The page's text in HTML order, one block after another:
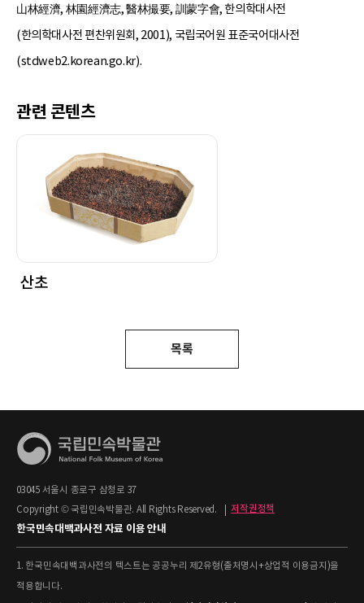
山林經濟, 林園經濟志, 醫林撮要, 訓蒙字會, 한의학대사전
(한의학대사전 편찬위원회, 2001), 국립국어원 표준국어대사전
(stdweb2.korean.go.kr).
관련 콘텐츠
산초
목록
03045 서울시 종로구 삼청로 37
Copyright © 국립민속박물관. All Rights Reserved.
저작권정책
한국민속대백과사전 자료 이용 안내
1. 한국민속대백과사전의 텍스트는 공공누리 제2유형(출처명시+상업적 이용금지)을
적용합니다.